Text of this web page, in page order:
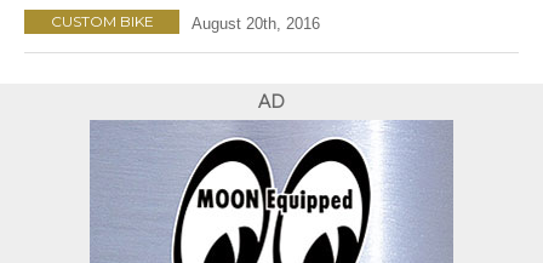
CUSTOM BIKE August 20th, 2016
AD